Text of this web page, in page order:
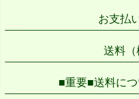
お支払
送料（
■重要■送料に